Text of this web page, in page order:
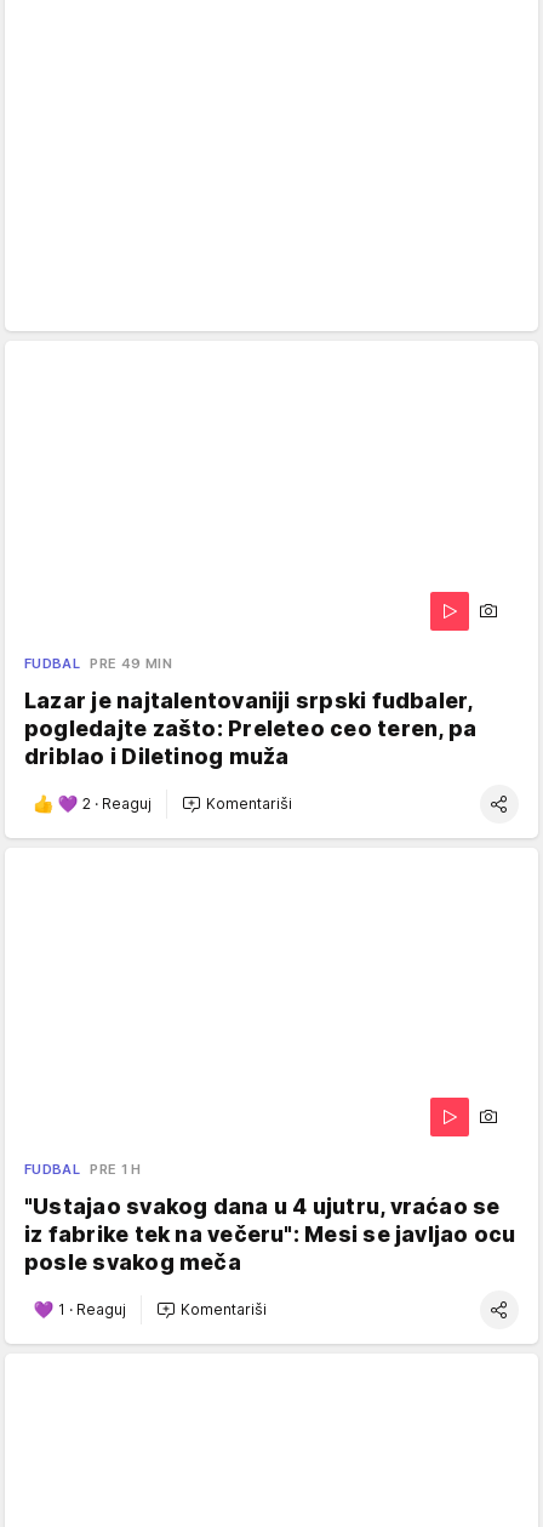
FUDBAL PRE 49 MIN
Lazar je najtalentovaniji srpski fudbaler,
pogledajte zašto: Preleteo ceo teren, pa
driblao i Diletinog muža
2 · Reaguj Komentariši
FUDBAL PRE 1 H
"Ustajao svakog dana u 4 ujutru, vraćao se
iz fabrike tek na večeru": Mesi se javljao ocu
posle svakog meča
1 · Reaguj Komentariši